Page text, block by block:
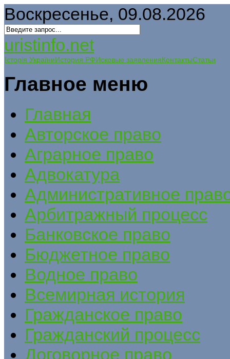
Воскресенье, 09.08.2026
uristinfo.net
Історія УкраїниИстория РФИсковые заявленияКонтактыСтатьи
Главное меню
Главная
Авторское право
Аграрное право
Адвокатура
Административное
Арбитражный процесс
Банковское право
Бюджетное право
Водное право
Всемирная история
Гражданское право
Гражданский процесс
Договорное право